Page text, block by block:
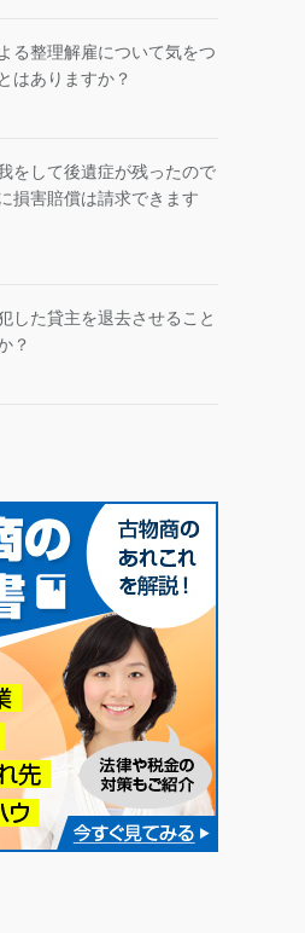
る整理解雇について気をつ
はありますか？
をして後遺症が残ったので
損害賠償は請求できます
した貸主を退去させること
？